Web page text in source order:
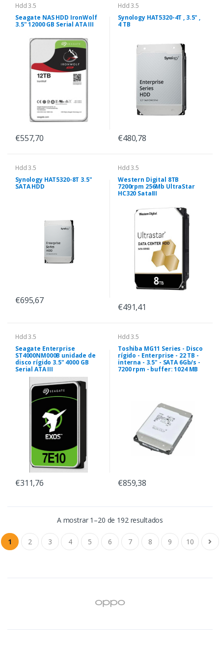
Hdd 3.5
Seagate NAS HDD IronWolf
3.5" 12000 GB Serial ATA III
€557,70
Hdd 3.5
Synology HAT5320-4T , 3.5" ,
4 TB
€480,78
Hdd 3.5
Synology HAT5320-8T 3.5"
SATA HDD
€695,67
Hdd 3.5
Western Digital 8TB
7200rpm 256Mb UltraStar
HC320 SataIII
€491,41
Hdd 3.5
Seagate Enterprise
ST4000NM000B unidade de
disco rígido 3.5" 4000 GB
Serial ATA III
€311,76
Hdd 3.5
Toshiba MG11 Series - Disco
rígido - Enterprise - 22 TB -
interna - 3.5" - SATA 6Gb/s -
7200 rpm - buffer: 1024 MB
€859,38
A mostrar 1–20 de 192 resultados
1 2 3 4 5 6 7 8 9 10